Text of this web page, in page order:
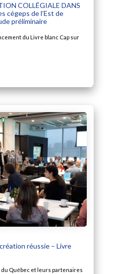
COLLÉGIALE DANS
cégeps de l’Est de
préliminaire
du Livre blanc Cap sur
réussie – Livre
du Québec et leurs partenaires